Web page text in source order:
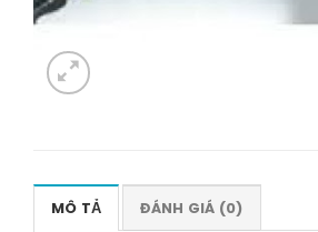
MÔ TẢ ĐÁNH GIÁ (0)